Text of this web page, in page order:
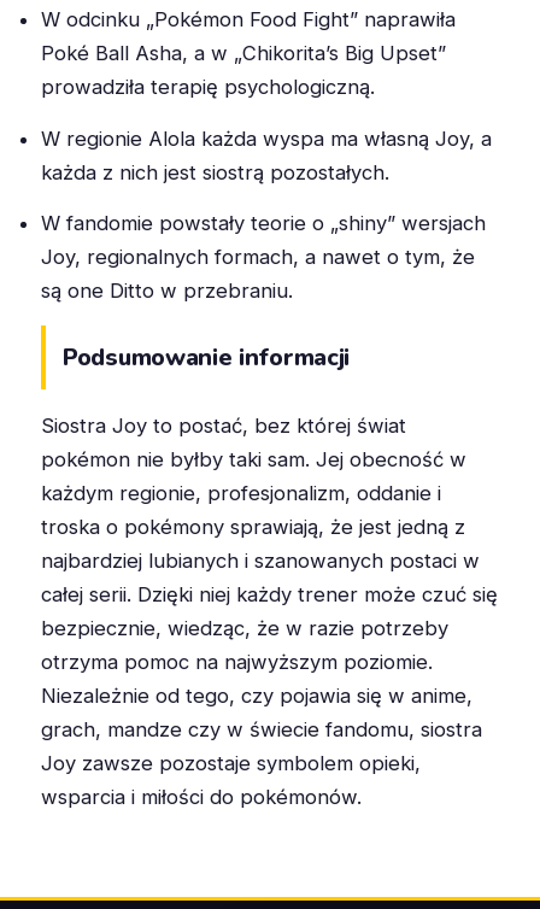
W odcinku „Pokémon Food Fight” naprawiła
Poké Ball Asha, a w „Chikorita’s Big Upset”
prowadziła terapię psychologiczną.
W regionie Alola każda wyspa ma własną Joy, a
każda z nich jest siostrą pozostałych.
W fandomie powstały teorie o „shiny” wersjach
Joy, regionalnych formach, a nawet o tym, że
są one Ditto w przebraniu.
Podsumowanie informacji
Siostra Joy to postać, bez której świat
pokémon nie byłby taki sam. Jej obecność w
każdym regionie, profesjonalizm, oddanie i
troska o pokémony sprawiają, że jest jedną z
najbardziej lubianych i szanowanych postaci w
całej serii. Dzięki niej każdy trener może czuć się
bezpiecznie, wiedząc, że w razie potrzeby
otrzyma pomoc na najwyższym poziomie.
Niezależnie od tego, czy pojawia się w anime,
grach, mandze czy w świecie fandomu, siostra
Joy zawsze pozostaje symbolem opieki,
wsparcia i miłości do pokémonów.